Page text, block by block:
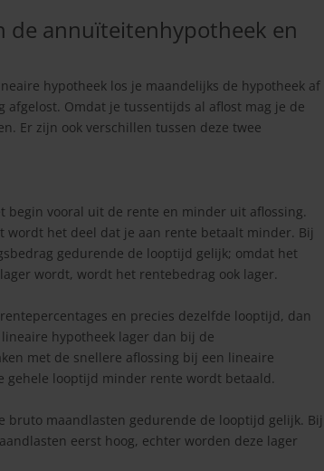
de annuïteitenhypotheek en
hypotheek los je maandelijks de hypotheek af
Omdat je tussentijds al aflost mag je de
Er zijn ook verschillen tussen deze twee
begin vooral uit de rente en minder uit aflossing.
wordt het deel dat je aan rente betaalt minder. Bij
gedurende de looptijd gelijk; omdat het
wordt, wordt het rentebedrag ook lager.
en precies dezelfde looptijd, dan
hypotheek lager dan bij de
met de snellere aflossing bij een lineaire
gehele looptijd minder rente wordt betaald.
bruto maandlasten gedurende de looptijd gelijk. Bij
eerst hoog, echter worden deze lager